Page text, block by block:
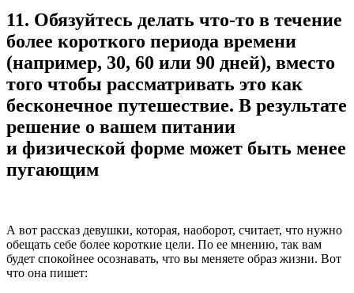
11. Обязуйтесь делать что-то в течение
более короткого периода времени
(например, 30, 60 или 90 дней), вместо
того чтобы рассматривать это как
бесконечное путешествие. В результате
решение о вашем питании
и физической форме может быть менее
пугающим
А вот рассказ девушки, которая, наоборот, считает, что нужно
обещать себе более короткие цели. По ее мнению, так вам
будет спокойнее осознавать, что вы меняете образ жизни. Вот
что она пишет: